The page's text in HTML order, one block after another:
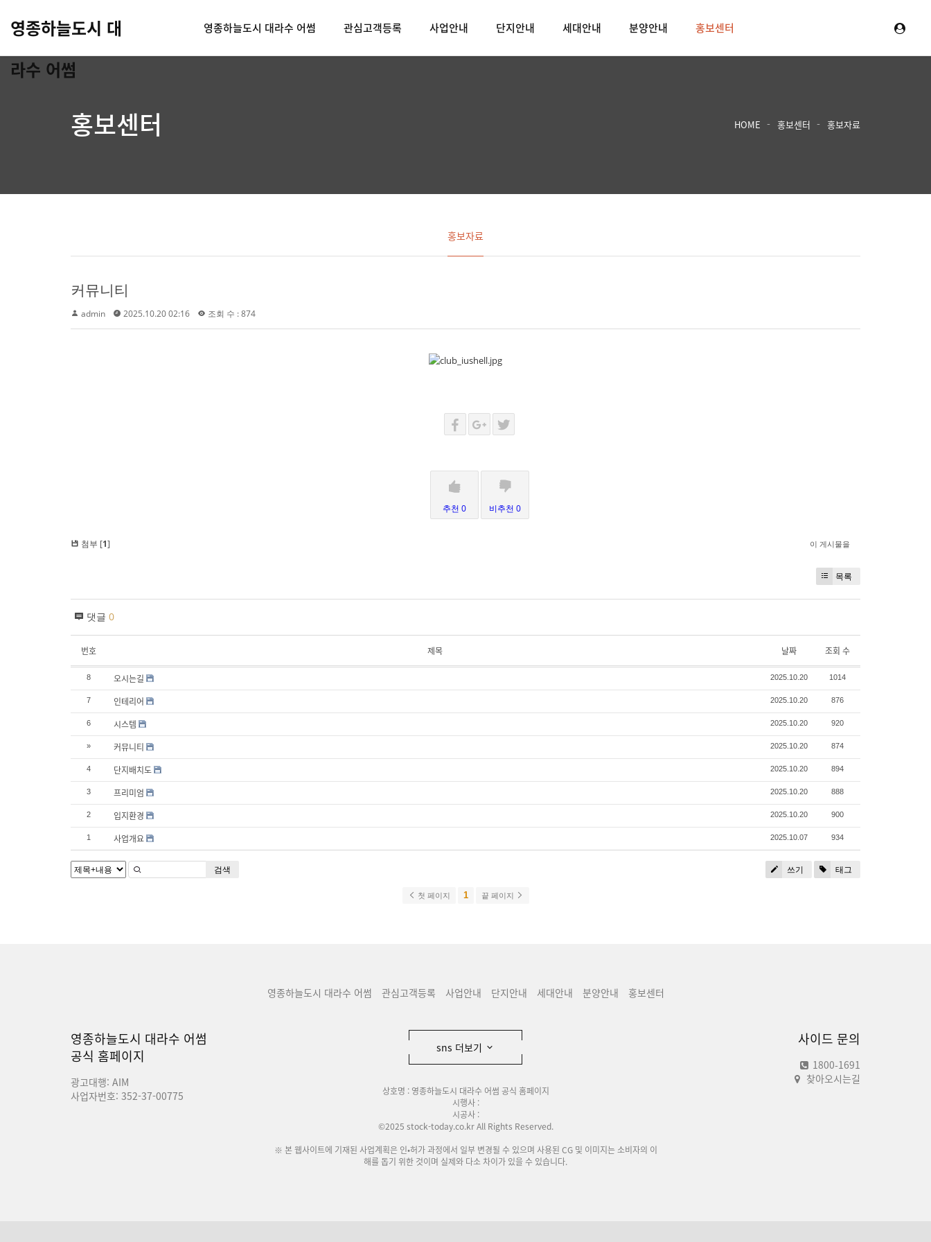
영종하늘도시 대
라수 어썸
영종하늘도시 대라수 어썸 관심고객등록 사업안내 단지안내 세대안내 분양안내 홍보센터
홍보센터 HOME 홍보센터 홍보자료
홍보자료
커뮤니티
admin 2025.10.20 02:16 조회 수 : 874
추천 0 비추천 0
첨부 [1] 이 게시물을
목록
댓글 0
번호 제목 날짜 조회 수
8 오시는길 2025.10.20 1014
7 인테리어 2025.10.20 876
6 시스템 2025.10.20 920
» 커뮤니티 2025.10.20 874
4 단지배치도 2025.10.20 894
3 프리미엄 2025.10.20 888
2 입지환경 2025.10.20 900
1 사업개요 2025.10.07 934
쓰기 태그
검색
첫 페이지 1 끝 페이지
영종하늘도시 대라수 어썸 관심고객등록 사업안내 단지안내 세대안내 분양안내 홍보센터
영종하늘도시 대라수 어썸
공식 홈페이지
광고대행: AIM
사업자번호: 352-37-00775
사이드 문의
1800-1691
찾아오시는길
sns 더보기
상호명 : 영종하늘도시 대라수 어썸 공식 홈페이지
시행사 :
시공사 :
©2025 stock-today.co.kr All Rights Reserved.
※ 본 웹사이트에 기재된 사업계획은 인•허가 과정에서 일부 변경될 수 있으며 사용된 CG 및 이미지는 소비자의 이
해를 돕기 위한 것이며 실제와 다소 차이가 있을 수 있습니다.